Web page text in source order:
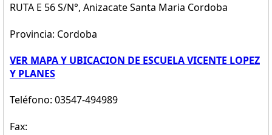
RUTA E 56 S/N°, Anizacate Santa Maria Cordoba
Provincia: Cordoba
VER MAPA Y UBICACION DE ESCUELA VICENTE LOPEZ
Y PLANES
Teléfono: 03547-494989
Fax: